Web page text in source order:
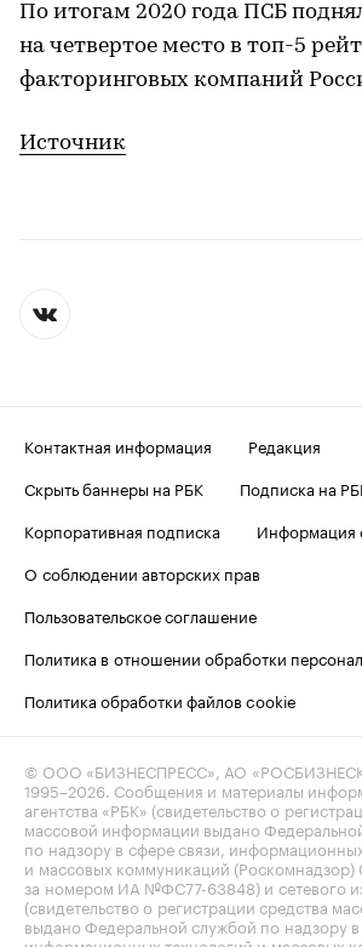
По итогам 2020 года ПСБ
на четвертое место в топ-5
факторинговых компаний
Источник
Контактная информация
Редакция
Скрыть баннеры на РБК
Подписка на
Корпоративная подписка
Информация
О соблюдении авторских прав
Пользовательское соглашение
Политика в отношении обработки
Политика обработки файлов cookie
© ООО «БИЗНЕСПРЕСС», АО
1995–2026. Сообщения и материалы
агентства «РБК» (свидетельство о
массовой информации выдано
по надзору в сфере связи,
и массовых коммуникаций (Роскомнадзор)
за номером ИА №ФС77-63848) и сетевого
(свидетельство о регистрации средства
выдано Федеральной службой по надзору